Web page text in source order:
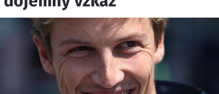
PROFILY JEZDCŮ
PROFILY TÝMŮ
ROZHOVORY
OSTATNÍ